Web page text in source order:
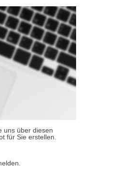
uns über diesen
für Sie erstellen.